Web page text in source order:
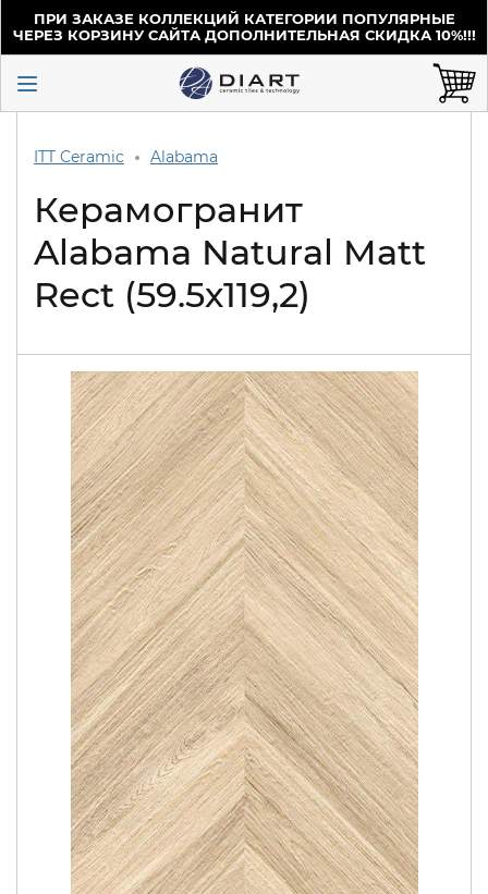
ПРИ ЗАКАЗЕ КОЛЛЕКЦИЙ КАТЕГОРИИ ПОПУЛЯРНЫЕ
ЧЕРЕЗ КОРЗИНУ САЙТА ДОПОЛНИТЕЛЬНАЯ СКИДКА 10%!!!
ITT Ceramic Alabama
Керамогранит
Alabama Natural Matt
Rect (59.5х119,2)